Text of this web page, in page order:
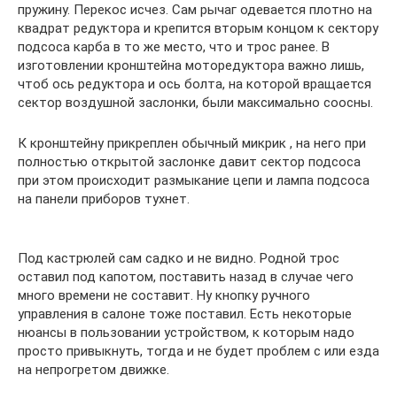
пружину. Перекос исчез. Сам рычаг одевается плотно на
квадрат редуктора и крепится вторым концом к сектору
подсоса карба в то же место, что и трос ранее. В
изготовлении кронштейна моторедуктора важно лишь,
чтоб ось редуктора и ось болта, на которой вращается
сектор воздушной заслонки, были максимально соосны.
К кронштейну прикреплен обычный микрик , на него при
полностью открытой заслонке давит сектор подсоса
при этом происходит размыкание цепи и лампа подсоса
на панели приборов тухнет.
Под кастрюлей сам садко и не видно. Родной трос
оставил под капотом, поставить назад в случае чего
много времени не составит. Ну кнопку ручного
управления в салоне тоже поставил. Есть некоторые
нюансы в пользовании устройством, к которым надо
просто привыкнуть, тогда и не будет проблем с или езда
на непрогретом движке.